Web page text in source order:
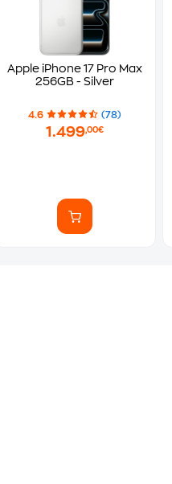
Apple iPhone 17 Pro Max
256GB - Silver
4.6 (78)
1.499,00€